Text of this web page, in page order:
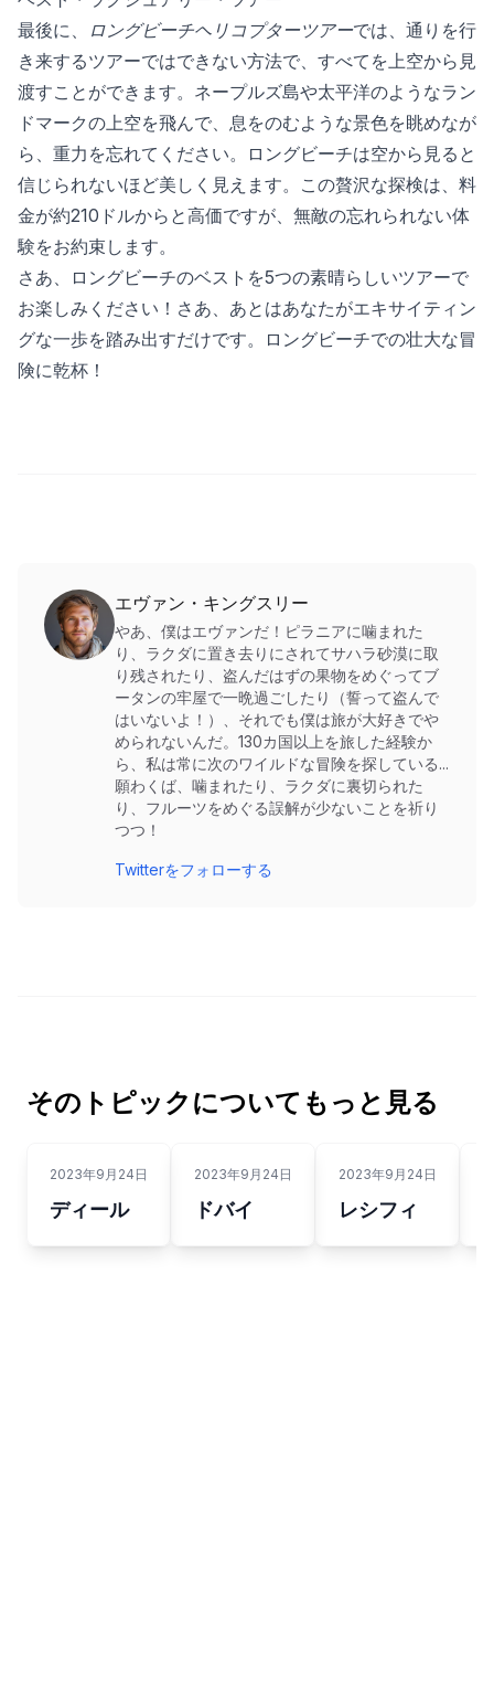
最後に、
ロングビーチヘリコプターツアーでは、通りを行
き来するツアーではできない方法で、すべてを上空から見
渡すことができます。ネープルズ島や太平洋のようなラン
ドマークの上空を飛んで、息をのむような景色を眺めなが
ら、重力を忘れてください。ロングビーチは空から見ると
信じられないほど美しく見えます。この贅沢な探検は、料
金が約210ドルからと高価ですが、無敵の忘れられない体
験をお約束します。
さあ、ロングビーチのベストを5つの素晴らしいツアーで
お楽しみください！さあ、あとはあなたがエキサイティン
グな一歩を踏み出すだけです。ロングビーチでの壮大な冒
険に乾杯！
エヴァン・キングスリー
やあ、僕はエヴァンだ！ピラニアに噛まれた
り、ラクダに置き去りにされてサハラ砂漠に取
り残されたり、盗んだはずの果物をめぐってブ
ータンの牢屋で一晩過ごしたり（誓って盗んで
はいないよ！）、それでも僕は旅が大好きでや
められないんだ。130カ国以上を旅した経験か
ら、私は常に次のワイルドな冒険を探している...
願わくば、噛まれたり、ラクダに裏切られた
り、フルーツをめぐる誤解が少ないことを祈り
つつ！
Twitterをフォローする
そのトピックについてもっと見る
2023年9月24日
ディール
2023年9月24日
ドバイ
2023年9月24日
レシフィ